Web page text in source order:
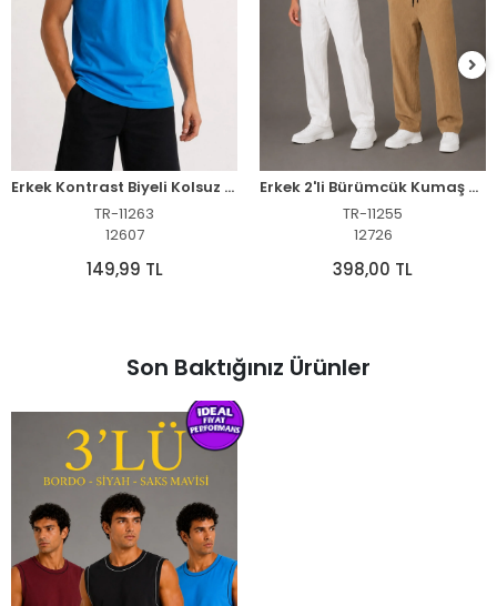
Erkek Kontrast Biyeli Kolsuz Atlet Bisiklet Yaka Yazlık Basic Atlet - Turkuaz
TR-11263
12607
149,99 TL
Erkek 2'li Bürümcük Kumaş Beli Lastikli Bağcıklı Bol Paça Pantolon - Beyaz/Vizon
TR-11255
12726
398,00 TL
Son Baktığınız Ürünler